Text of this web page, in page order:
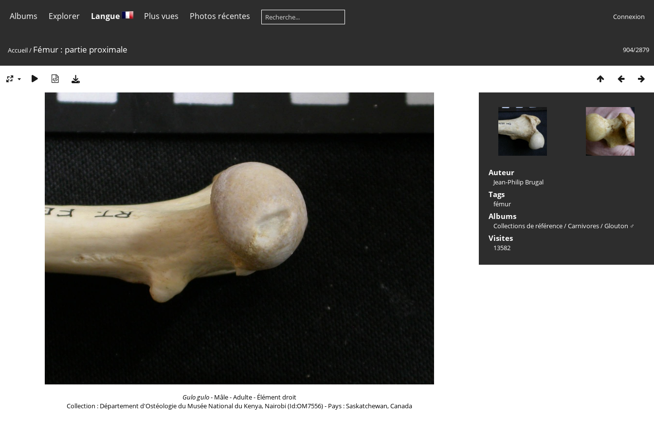
Albums Explorer Langue Plus vues Photos récentes Connexion
904/2879
Accueil/ Fémur : partie proximale
Gulo gulo- Mâle - Adulte - Élément droit
Collection : Département d'Ostéologie du Musée National du Kenya, Nairobi (Id:OM7556) - Pays : Saskatchewan, Canada
Auteur
Jean-Philip Brugal
Tags
fémur
Albums
Collections de référence/Carnivores/Glouton ♂
Visites
13582